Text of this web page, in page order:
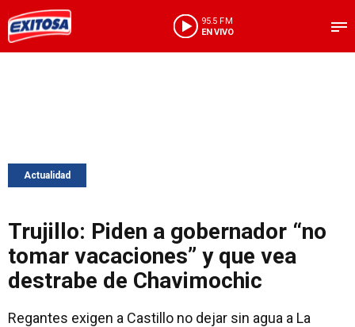
95.5 FM
EN VIVO
Actualidad
Trujillo: Piden a gobernador “no
tomar vacaciones” y que vea
destrabe de Chavimochic
Regantes exigen a Castillo no dejar sin agua a La